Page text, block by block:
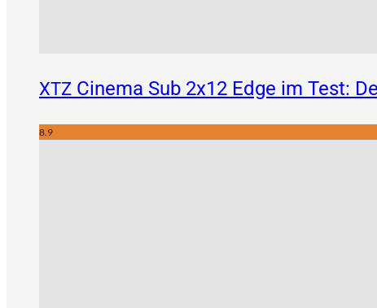
XTZ Cinema Sub 2x12 Edge im Test:
8.9